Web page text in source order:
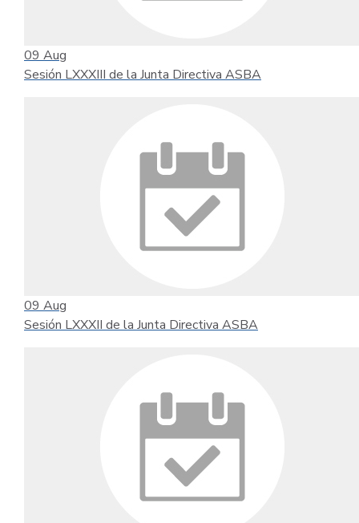
09 Aug
Sesión LXXXIII de la Junta Directiva ASBA
09 Aug
Sesión LXXXII de la Junta Directiva ASBA